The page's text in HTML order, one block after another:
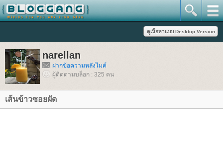
narellan
ฝากข้อความหลังไมค์
ผู้ติดตามบล็อก : 325 คน
เส้นข้าวซอยผัด